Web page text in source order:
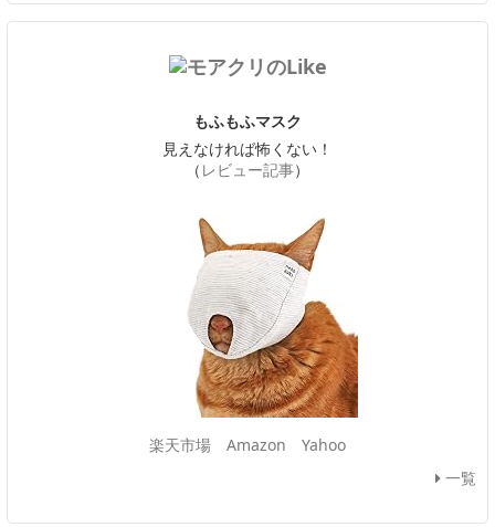
もふもふマスク
見えなければ怖くない！
（ レビュー記事）
楽天市場 Amazon
Yahoo
一覧